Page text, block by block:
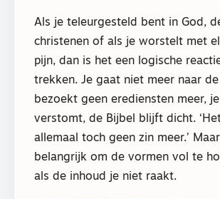
Als je teleurgesteld bent in God,
christenen of als je worstelt met
pijn, dan is het een logische
trekken. Je gaat niet meer naar
bezoekt geen erediensten meer,
verstomt, de Bijbel blijft dicht.
allemaal toch geen zin meer.’
belangrijk om de vormen vol te
als de inhoud je niet raakt.